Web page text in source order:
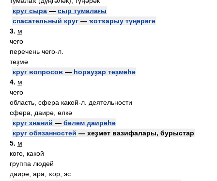
круг сыра — сыр тумалағы
спасательный круг — ҡотҡарыу түңәрәге
3. м
чего
перечень чего-л.
теҙмә
круг вопросов — һорауҙар теҙмәһе
4. м
чего
область, сфера какой-л. деятельности
сфера, даирә, өлкә
круг знаний — белем даирәһе
круг обязанностей — хеҙмәт вазифалары, бурыстар
5. м
кого, какой
группа людей
даирә, ара, ҡор, эс